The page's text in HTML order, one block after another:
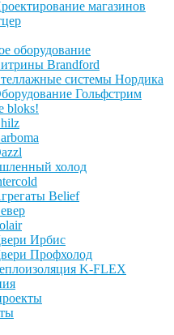
магазинов
оборудование
Brandford
системы Нордика
Гольфстрим
bloks!
холод
Belief
Ирбис
Профхолод
K-FLEX